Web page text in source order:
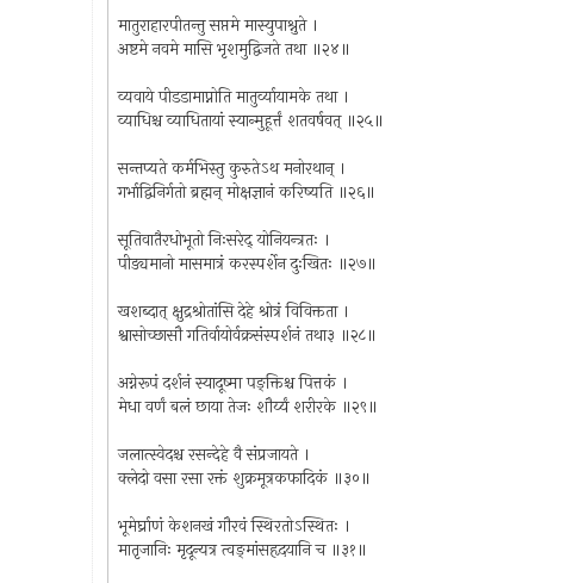
मातुराहारपीतन्तु सप्तमे मास्युपाश्नुते ।
अष्टमे नवमे मासि भृशमुद्विजते तथा ॥२४॥
व्यवाये पीडडामाप्नोति मातुर्व्यायामके तथा ।
व्याधिश्च व्याधितायां स्यान्मुहूर्त्तं शतवर्षवत् ॥२५॥
सन्तप्यते कर्मभिस्तु कुरुतेऽथ मनोरथान् ।
गर्भाद्विनिर्गतो ब्रह्मन् मोक्षज्ञानं करिष्यति ॥२६॥
सूतिवातैरधोभूतो निःसरेद् योनियन्त्रतः ।
पीड्यमानो मासमात्रं करस्पर्शेन दुःखितः ॥२७॥
खशब्दात् क्षुद्रश्रोतांसि देहे श्रोत्रं विविक्तता ।
श्वासोच्छासौ गतिर्वायोर्वक्रसंस्पर्शनं तथा३ ॥२८॥
अग्नेरूपं दर्शनं स्यादूष्मा पङ्‌क्तिश्च पित्तकं ।
मेधा वर्णं बलं छाया तेजः शौर्य्यं शरीरके ॥२९॥
जलात्स्वेदश्च रसन्देहे वै संप्रजायते ।
क्लेदो वसा रसा रक्तं शुक्रमूत्रकफादिकं ॥३०॥
भूमेर्घ्राणं केशनखं गौरवं स्थिरतोऽस्थितः ।
मातृजानिः मृदून्यत्र त्वङ्‌मांसहृदयानि च ॥३१॥